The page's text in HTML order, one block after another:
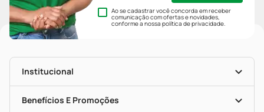
Ao se cadastrar você concorda em receber
comunicação com ofertas e novidades,
conforme a nossapolítica de privacidade.
Institucional
História
Nossas Lojas
Benefícios E Promoções